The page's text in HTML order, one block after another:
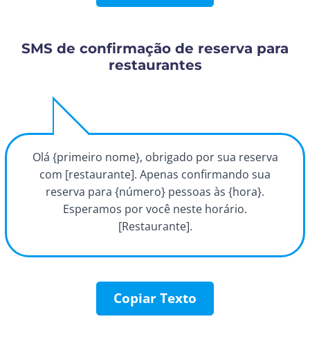
SMS de confirmação de reserva para
restaurantes
Olá {primeiro nome}, obrigado por sua reserva
com [restaurante]. Apenas confirmando sua
reserva para {número} pessoas às {hora}.
Esperamos por você neste horário.
[Restaurante].
Copiar Texto